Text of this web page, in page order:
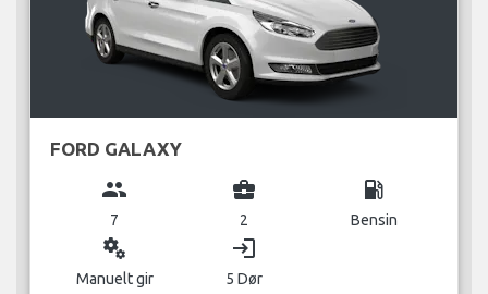
FORD GALAXY
group
7
business_center
2
local_gas_station
Bensin
miscellaneous_services
Manuelt gir
login
5 Dør